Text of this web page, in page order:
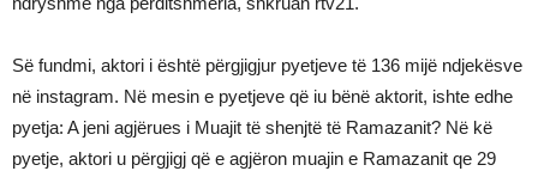
Së fundmi, aktori i është përgjigjur pyetjeve të 136 mijë ndjekësve
në instagram. Në mesin e pyetjeve që iu bënë aktorit, ishte edhe
pyetja: A jeni agjërues i Muajit të shenjtë të Ramazanit? Në kë
pyetje, aktori u përgjigj që e agjëron muajin e Ramazanit qe 29